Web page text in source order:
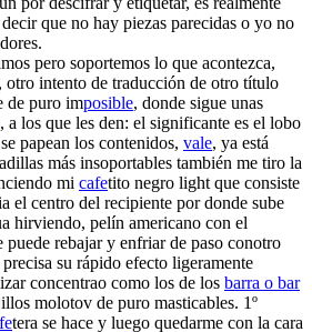
que no hay piezas parecidas o yo no
pero soportemos lo que acontezca,
, otro intento de traducción de otro título
de puro imposible, donde sigue unas
a los que les den: el significante es el lobo
papean los contenidos, vale, ya está
más insoportables también me tiro la
mi cafetito negro light que consiste
el centro del recipiente por donde sube
hirviendo, pelín americano con el
puede rebajar y enfriar de paso conotro
su rápido efecto ligeramente
concentrao como los de los barra o bar
molotov de puro masticables. 1º
tera se hace y luego quedarme con la cara